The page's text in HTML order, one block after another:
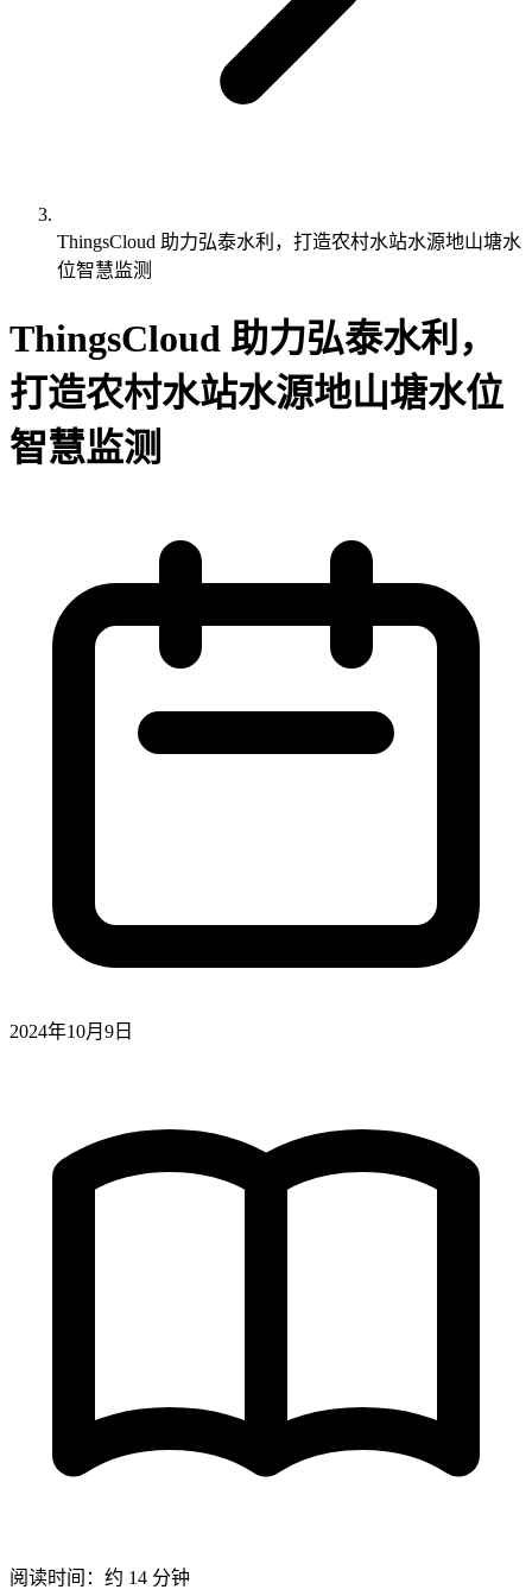
ThingsCloud 助力弘泰水利，打造农村水站水源地山塘水
位智慧监测
ThingsCloud 助力弘泰水利，
打造农村水站水源地山塘水位
智慧监测
2024年10月9日
阅读时间：约 14 分钟